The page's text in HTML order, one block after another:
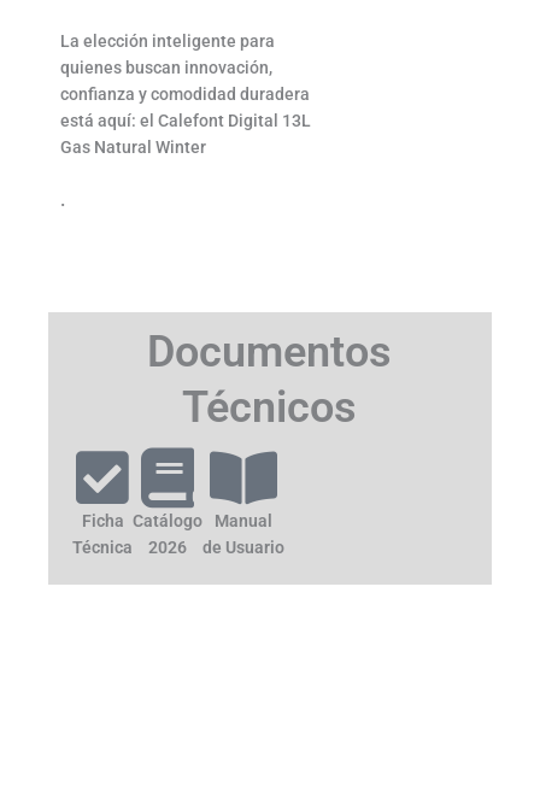
La elección inteligente para
quienes buscan innovación,
confianza y comodidad duradera
está aquí: el Calefont Digital 13L
Gas Natural Winter
.
Documentos
Técnicos
Ficha
Técnica
Catálogo
2026
Manual
de Usuario